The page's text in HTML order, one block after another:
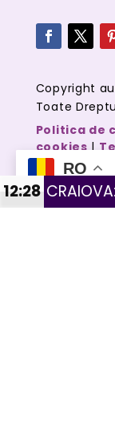
Copyright
Toate
Politica de
cookies|
RO
PRACTIC
12:28